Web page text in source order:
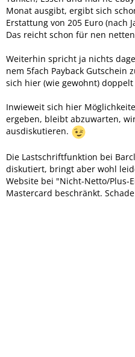
Monat ausgibt, ergibt sich
Erstattung von 205 Euro (nach
Das reicht schon für nen
Weiterhin spricht ja nichts
nem 5fach Payback Gutschein
sich hier (wie gewohnt)
Inwieweit sich hier
ergeben, bleibt abzuwarten,
ausdiskutieren.
Die Lastschriftfunktion bei
diskutiert, bringt aber wohl
Website bei "Nicht-Netto/Plus-
Mastercard beschränkt.